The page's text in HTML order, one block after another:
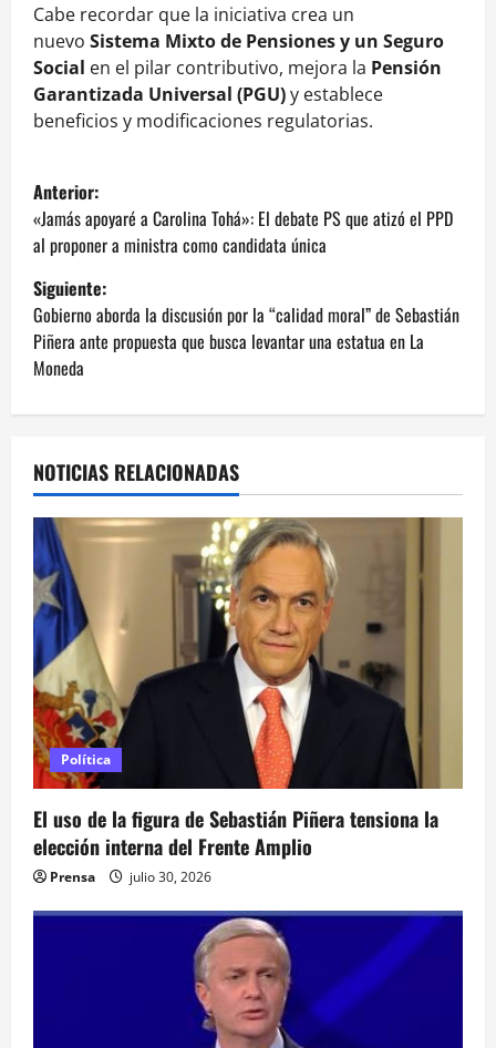
Cabe recordar que la iniciativa crea un
nuevo Sistema Mixto de Pensionesy un Seguro
Social en el pilar contributivo, mejora la Pensión
Garantizada Universal (PGU)y establece
beneficios y modificaciones regulatorias.
N
a
v
e
g
a
c
i
ó
n
d
e
e
n
t
r
a
Anterior:
«Jamás apoyaré a Carolina Tohá»: El debate PS que atizó el PPD
al proponer a ministra como candidata única
Siguiente:
Gobierno aborda la discusión por la “calidad moral” de Sebastián
Piñera ante propuesta que busca levantar una estatua en La
Moneda
NOTICIAS RELACIONADAS
Política
El uso de la figura de Sebastián Piñera tensiona la
elección interna del Frente Amplio
Prensa julio 30, 2026